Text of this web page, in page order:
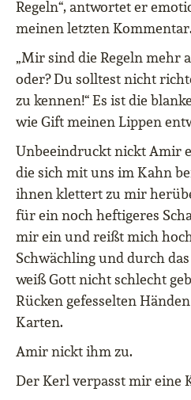
Regeln“, antwortet er
meinen letzten Kommentar.
„Mir sind die Regeln mehr
oder? Du solltest nicht
zu kennen!“ Es ist die
wie Gift meinen Lippen
Unbeeindruckt nickt Amir
die sich mit uns im Kahn
ihnen klettert zu mir
für ein noch heftigeres
mir ein und reißt mich
Schwächling und durch
weiß Gott nicht schlecht
Rücken gefesselten
Karten.
Amir nickt ihm zu.
Der Kerl verpasst mir eine